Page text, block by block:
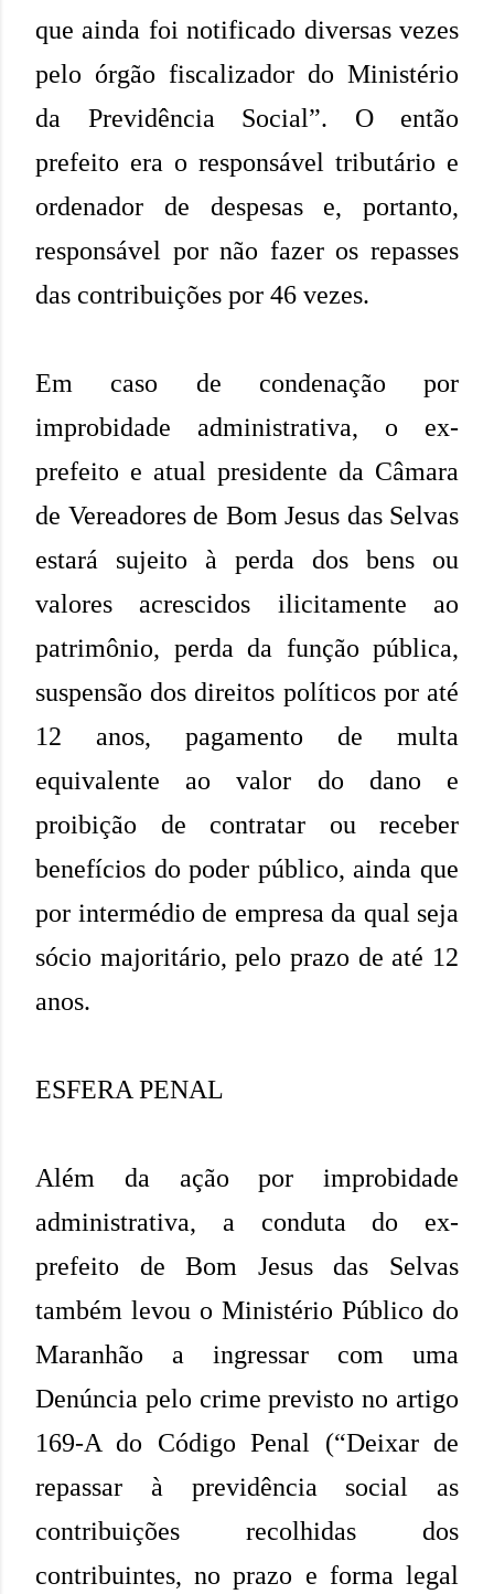
que ainda foi notificado diversas vezes
pelo órgão fiscalizador do Ministério
da Previdência Social”. O então
prefeito era o responsável tributário e
ordenador de despesas e, portanto,
responsável por não fazer os repasses
das contribuições por 46 vezes.
Em caso de condenação por
improbidade administrativa, o ex-
prefeito e atual presidente da Câmara
de Vereadores de Bom Jesus das Selvas
estará sujeito à perda dos bens ou
valores acrescidos ilicitamente ao
patrimônio, perda da função pública,
suspensão dos direitos políticos por até
12 anos, pagamento de multa
equivalente ao valor do dano e
proibição de contratar ou receber
benefícios do poder público, ainda que
por intermédio de empresa da qual seja
sócio majoritário, pelo prazo de até 12
anos.
ESFERA PENAL
Além da ação por improbidade
administrativa, a conduta do ex-
prefeito de Bom Jesus das Selvas
também levou o Ministério Público do
Maranhão a ingressar com uma
Denúncia pelo crime previsto no artigo
169-A do Código Penal (“Deixar de
repassar à previdência social as
contribuições recolhidas dos
contribuintes, no prazo e forma legal